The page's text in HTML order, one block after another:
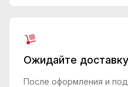
Ожидайте доставку
После оформления и